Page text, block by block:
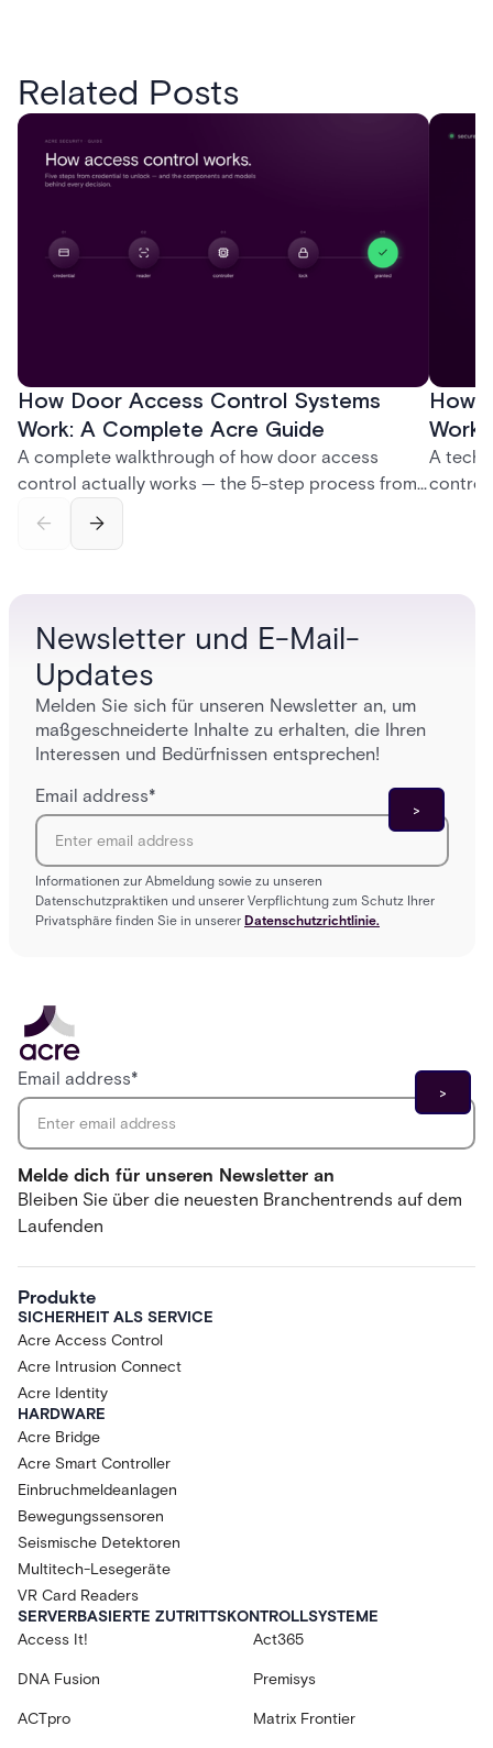
Related Posts
How Door Access Control Systems
Work: A Complete Acre Guide
A complete walkthrough of how door access
control actually works — the 5-step process from
credential swipe to unlock, the four core hardware
and software components, and the access control
How
A
control
Newsletter und E-Mail-
Updates
Melden Sie sich für unseren Newsletter an, um
maßgeschneiderte Inhalte zu erhalten, die Ihren
Interessen und Bedürfnissen entsprechen!
Email address*
Informationen zur Abmeldung sowie zu unseren
Datenschutzpraktiken und unserer Verpflichtung zum Schutz Ihrer
Privatsphäre finden Sie in unserer Datenschutzrichtlinie.
Melde dich für unseren Newsletter an
Bleiben Sie über die neuesten Branchentrends auf dem
Laufenden
Email address*
Produkte
SICHERHEIT ALS SERVICE
Acre Access Control
Acre Intrusion Connect
Acre Identity
HARDWARE
Acre Bridge
Acre Smart Controller
Einbruchmeldeanlagen
Bewegungssensoren
Seismische Detektoren
Multitech-Lesegeräte
VR Card Readers
SERVERBASIERTE ZUTRITTSKONTROLLSYSTEME
Access It!
Act365
DNA Fusion Premisys
ACTpro Matrix Frontier